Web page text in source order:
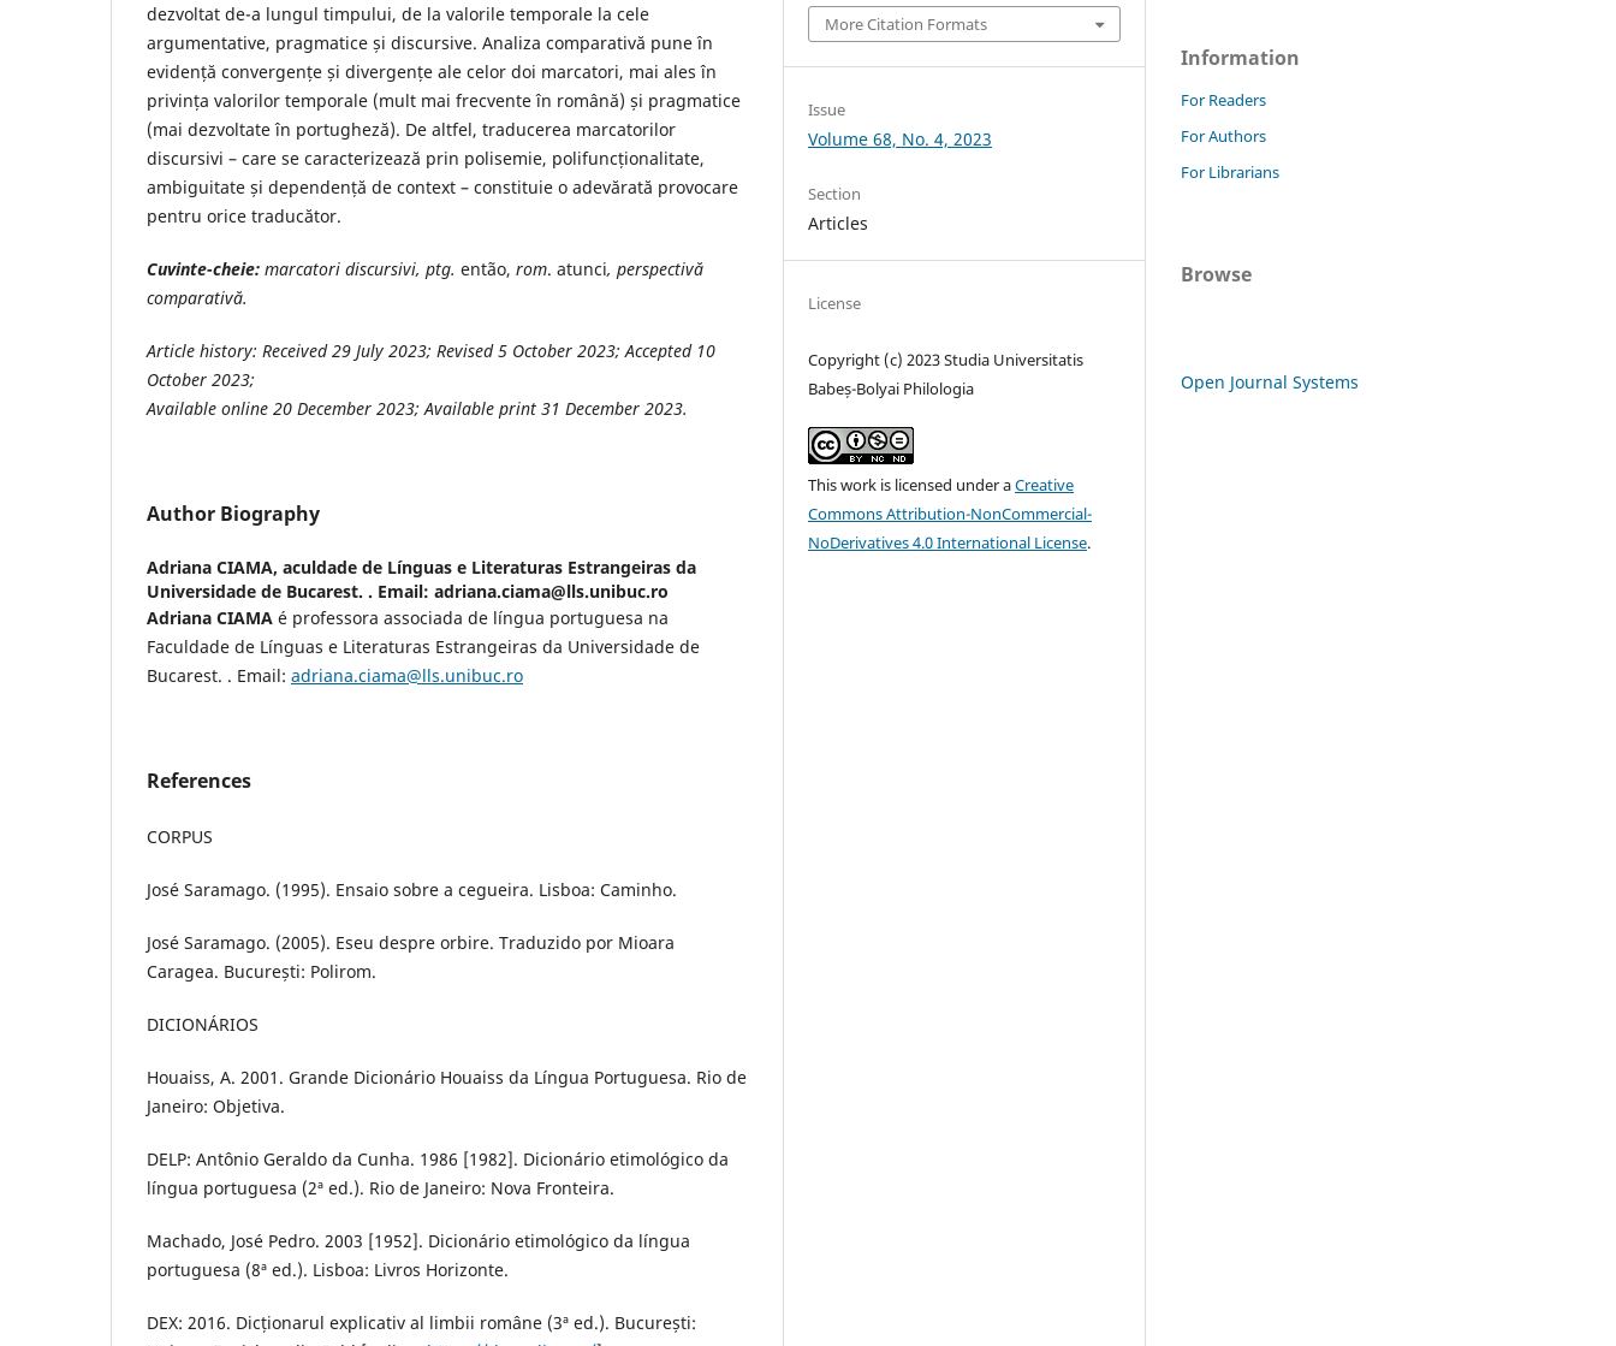
dezvoltat de-a lungul timpului, de la valorile temporale la cele
argumentative, pragmatice și discursive. Analiza comparativă pune în
evidență convergențe și divergențe ale celor doi marcatori, mai ales în
privința valorilor temporale (mult mai frecvente în română) și pragmatice
(mai dezvoltate în portugheză). De altfel, traducerea marcatorilor
discursivi – care se caracterizează prin polisemie, polifuncționalitate,
ambiguitate și dependență de context – constituie o adevărată provocare
pentru orice traducător.
Cuvinte-cheie: marcatori discursivi, ptg. então, rom. atunci, perspectivă
comparativă.
Article history: Received 29 July 2023; Revised 5 October 2023; Accepted 10
October 2023;
Available online 20 December 2023; Available print 31 December 2023.
Author Biography
Adriana CIAMA, aculdade de Línguas e Literaturas Estrangeiras da
Universidade de Bucarest. . Email: adriana.ciama@lls.unibuc.ro
Adriana CIAMA é professora associada de língua portuguesa na
Faculdade de Línguas e Literaturas Estrangeiras da Universidade de
Bucarest. . Email: adriana.ciama@lls.unibuc.ro
References
CORPUS
José Saramago. (1995). Ensaio sobre a cegueira. Lisboa: Caminho.
José Saramago. (2005). Eseu despre orbire. Traduzido por Mioara
Caragea. București: Polirom.
DICIONÁRIOS
Houaiss, A. 2001. Grande Dicionário Houaiss da Língua Portuguesa. Rio de
Janeiro: Objetiva.
DELP: Antônio Geraldo da Cunha. 1986 [1982]. Dicionário etimológico da
língua portuguesa (2ª ed.). Rio de Janeiro: Nova Fronteira.
Machado, José Pedro. 2003 [1952]. Dicionário etimológico da língua
portuguesa (8ª ed.). Lisboa: Livros Horizonte.
DEX: 2016. Dicționarul explicativ al limbii române (3ª ed.). București:
More Citation Formats
Issue
Volume 68, No. 4, 2023
Section
Articles
License
Copyright (c) 2023 Studia Universitatis
Babeș-Bolyai Philologia
This work is licensed under aCreative
Commons Attribution-NonCommercial-
NoDerivatives 4.0 International License.
Information
For Readers
For Authors
For Librarians
Browse
Open Journal Systems